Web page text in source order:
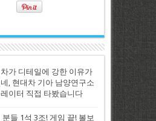
가 디테일에 강한 이유가
, 현대차 기아 남양연구소
이터 직접 타봤습니다
분들 1석 3조! 게임 끝! 볼보